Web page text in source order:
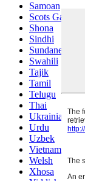
Samoan
Scots Gaelic
Shona
Sindhi
Sundanese
Swahili
Tajik
Tamil
Telugu
Thai
Ukrainian
Urdu
Uzbek
Vietnamese
Welsh
Xhosa